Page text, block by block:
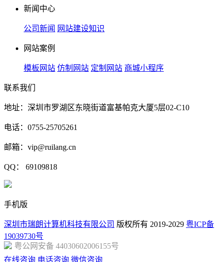
新闻中心
公司新闻 网站建设知识
网站案例
模板网站 仿制网站 定制网站 商城小程序
联系我们
地址：深圳市罗湖区东晓街道富基帕克大厦5层02-C10
电话：0755-25705261
邮箱：vip@ruilang.cn
QQ： 69109818
手机版
深圳市瑞朗计算机科技有限公司 版权所有 2019-2029 粤ICP备
19039730号
粤公网安备 44030602006155号
在线咨询 电话咨询 微信咨询